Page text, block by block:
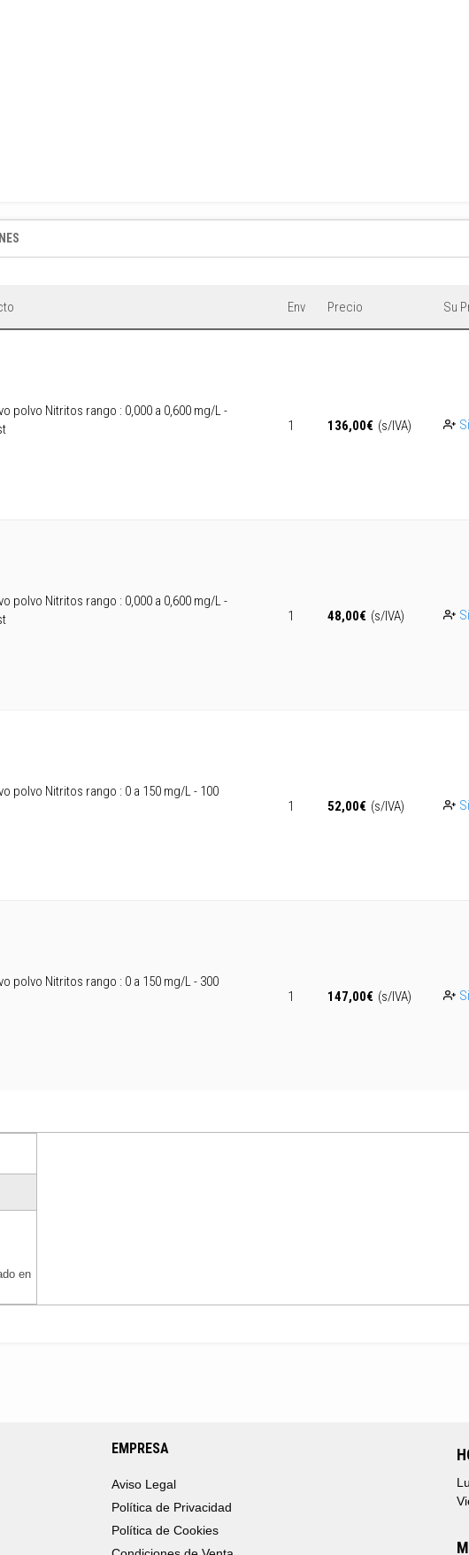
Env Precio Su
polvo Nitritos rango : 0,000 a 0,600 mg/L -
1 136,00€ (s/IVA)
polvo Nitritos rango : 0,000 a 0,600 mg/L -
1 48,00€ (s/IVA)
polvo Nitritos rango : 0 a 150 mg/L - 100
1 52,00€ (s/IVA)
polvo Nitritos rango : 0 a 150 mg/L - 300
1 147,00€ (s/IVA)
en
EMPRESA
Aviso Legal
Política de Privacidad
Política de Cookies